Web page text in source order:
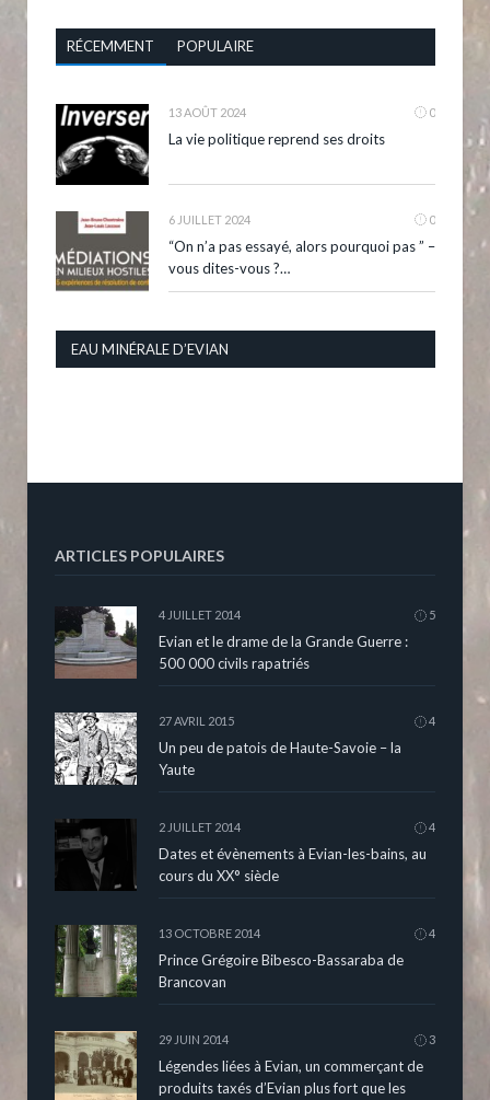
RÉCEMMENT POPULAIRE
13 AOÛT 2024 0
La vie politique reprend ses droits
6 JUILLET 2024 0
“On n’a pas essayé, alors pourquoi pas ” –
vous dites-vous ?…
EAU MINÉRALE D’EVIAN
ARTICLES POPULAIRES
4 JUILLET 2014 5
Evian et le drame de la Grande Guerre :
500 000 civils rapatriés
27 AVRIL 2015 4
Un peu de patois de Haute-Savoie – la
Yaute
2 JUILLET 2014 4
Dates et évènements à Evian-les-bains, au
cours du XX° siècle
13 OCTOBRE 2014 4
Prince Grégoire Bibesco-Bassaraba de
Brancovan
29 JUIN 2014 3
Légendes liées à Evian, un commerçant de
produits taxés d’Evian plus fort que les